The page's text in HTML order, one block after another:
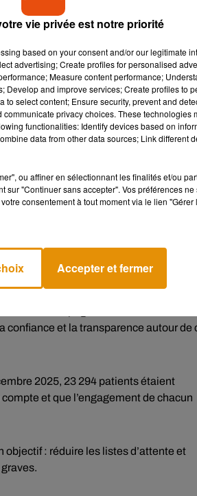
rapport à l’année précédente (+95
6 120 greffes, et témoigne des efforts
et le pancréas. Cette tendance reflète
des techniques chirurgicales
alerte sur la hausse du taux
sont souvent alimentés par la
du système. Selon les enquêtes, 62
au Registre national des refus.
ce qui souligne l’importance du
du don d’organes et sur les
Les campagnes de communication,
confiance et la transparence autour de
2025, 23 294 patients étaient
et que l’engagement de chacun
: réduire les listes d’attente et
vie privée est notre priorité
based on your consent and/or our legitimate
advertising; Create profiles for personalised
Measure content performance;
Develop and improve services; Create profiles to
select content; Ensure security, prevent and
privacy choices. These technologies
functionalities: Identify devices based on
data from other data sources; Link different
ou affiner en sélectionnant les finalités et/ou
sur "Continuer sans accepter". Vos préférences
consentement à tout moment via le lien
Accepter et fermer